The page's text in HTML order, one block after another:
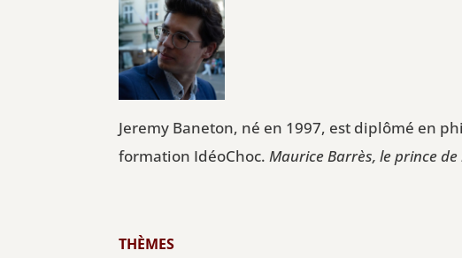
Jeremy Baneton, né en 1997, est diplômé en
formation IdéoChoc.Maurice Barrès, le prince de
THÈMES